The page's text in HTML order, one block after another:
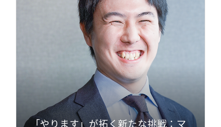
「やります」が拓く新たな挑戦：マ